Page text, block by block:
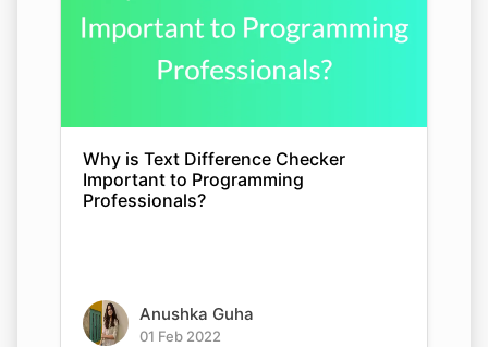
Why is Text Difference Checker
Important to Programming
Professionals?
Anushka Guha
01 Feb 2022